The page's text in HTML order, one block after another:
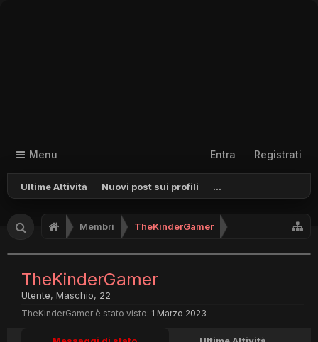
Menu
Ultime Attività Nuovi post sui profili ...
Entra Registrati
Membri TheKinderGamer
TheKinderGamer
Utente, Maschio, 22
TheKinderGamer è stato visto: 1 Marzo 2023